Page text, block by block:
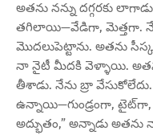
అతను నన్ను దగ్గరకు
తగిలాయి—వేడిగా, మెత్తగా.
మొదలుపెట్టాను. అతను
నా నైటీ మీదకి వెళ్ళాయి.
తీశాడు. నేను బ్రా
ఉన్నాయి—గుండ్రంగా, టైట్‌గా,
అద్భుతం,” అన్నాడు